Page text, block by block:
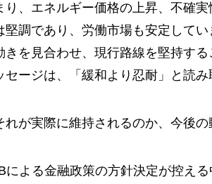
り、エネルギー価格の上昇、不確実
堅調であり、労働市場も安定して
きを見合わせ、現行路線を堅持す
セージは、「緩和より忍耐」と読み
れが実際に維持されるのか、今後の
による金融政策の方針決定が控え